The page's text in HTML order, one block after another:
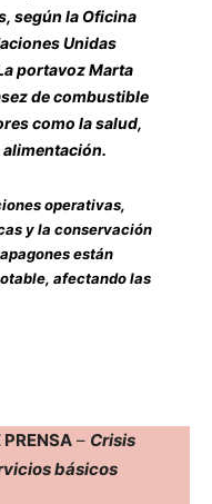
según la Oficina
Unidas
portavoz Marta
de combustible
como la salud,
alimentación.
operativas,
y la conservación
están
afectando las
PRENSA– Crisis
básicos